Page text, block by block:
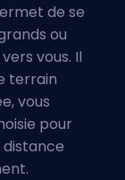
de se
ou
vous. Il
terrain
vous
pour